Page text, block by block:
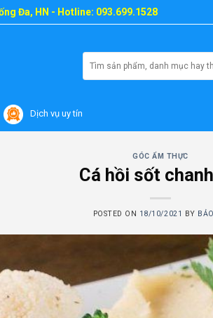
Đa, HN - Hotline: 093.699.1528
kiếm:
Dịch vụ uy tín
GÓC ẨM THỰC
Cá hồi sốt
POSTED ON 18/10/2021 BY